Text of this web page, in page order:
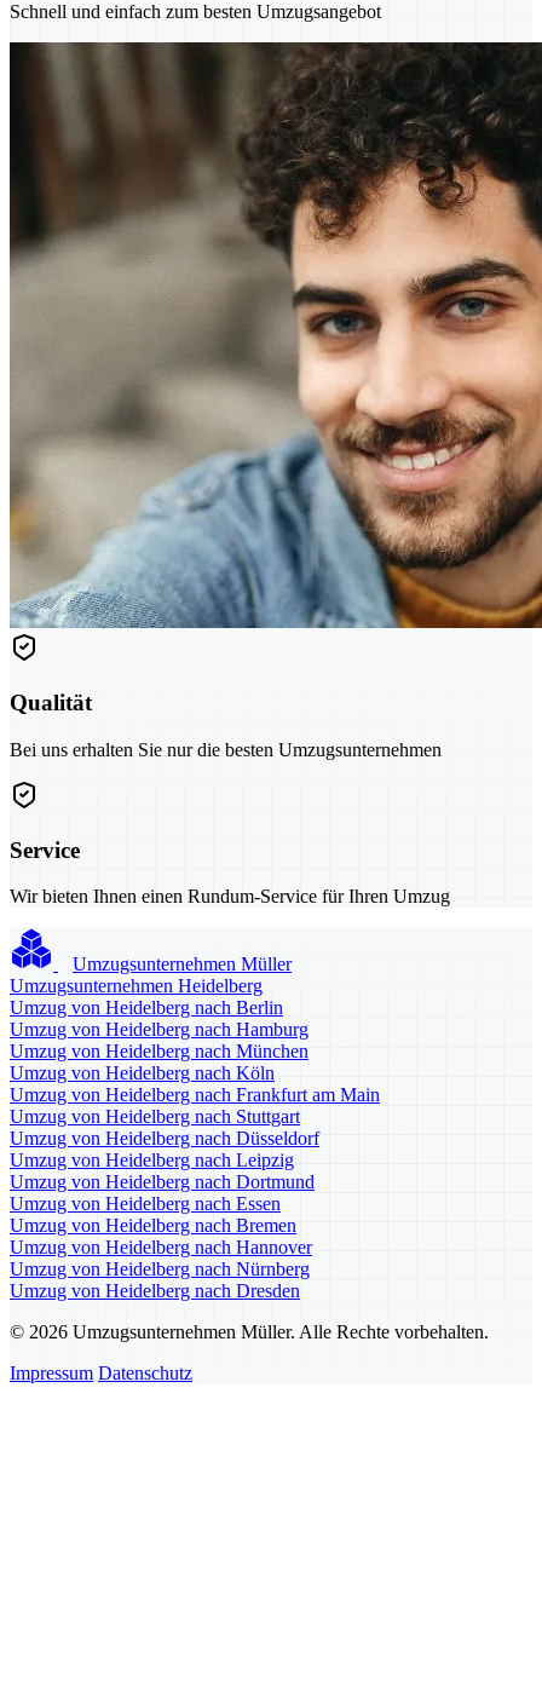
Schnell und einfach zum besten Umzugsangebot
Qualität
Bei uns erhalten Sie nur die besten Umzugsunternehmen
Service
Wir bieten Ihnen einen Rundum-Service für Ihren Umzug
Umzugsunternehmen Müller
Umzugsunternehmen Heidelberg
Umzug von Heidelberg nach Berlin
Umzug von Heidelberg nach Hamburg
Umzug von Heidelberg nach München
Umzug von Heidelberg nach Köln
Umzug von Heidelberg nach Frankfurt am Main
Umzug von Heidelberg nach Stuttgart
Umzug von Heidelberg nach Düsseldorf
Umzug von Heidelberg nach Leipzig
Umzug von Heidelberg nach Dortmund
Umzug von Heidelberg nach Essen
Umzug von Heidelberg nach Bremen
Umzug von Heidelberg nach Hannover
Umzug von Heidelberg nach Nürnberg
Umzug von Heidelberg nach Dresden
© 2026 Umzugsunternehmen Müller. Alle Rechte vorbehalten.
Impressum Datenschutz